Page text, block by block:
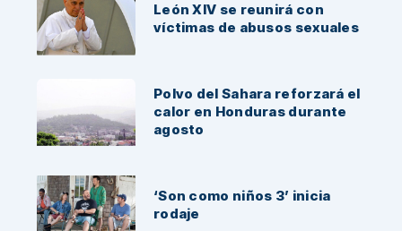
León XIV se reunirá con
víctimas de abusos sexuales
Polvo del Sahara reforzará el
calor en Honduras durante
agosto
‘Son como niños 3’ inicia
rodaje